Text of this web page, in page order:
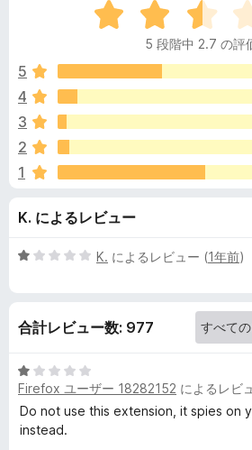
ラ
ウ
ザ
ー
ド
オ
ン
l
i
s
h
-
u
s
t
5
段
中
.
の
価
5 段階中 2.7 の評
5
4
3
2
1
K. によるレビュー
5
1
評
価
K. によるレビュー (1年前)
合計レビュー数: 977
5
段
階
中
Firefox ユーザー 18282152 によるレビ
Do not use this extension, it spies on
instead.